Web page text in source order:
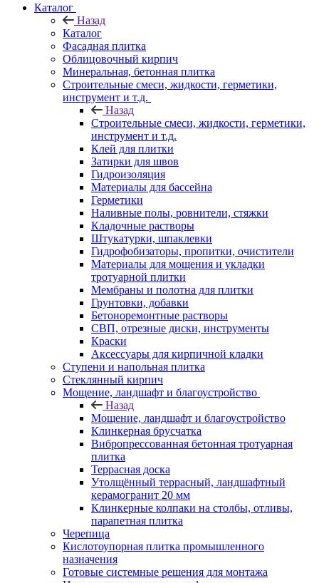
Каталог
Назад
Каталог
Фасадная плитка
Облицовочный кирпич
Минеральная, бетонная плитка
Строительные смеси, жидкости, герметики,
инструмент и т.д.
Назад
Строительные смеси, жидкости, герметики,
инструмент и т.д.
Клей для плитки
Затирки для швов
Гидроизоляция
Материалы для бассейна
Герметики
Наливные полы, ровнители, стяжки
Кладочные растворы
Штукатурки, шпаклевки
Гидрофобизаторы, пропитки, очистители
Материалы для мощения и укладки
тротуарной плитки
Мембраны и полотна для плитки
Грунтовки, добавки
Бетоноремонтные растворы
СВП, отрезные диски, инструменты
Краски
Аксессуары для кирпичной кладки
Ступени и напольная плитка
Cтеклянный кирпич
Мощение, ландшафт и благоустройство
Назад
Мощение, ландшафт и благоустройство
Клинкерная брусчатка
Вибропрессованная бетонная тротуарная
плитка
Террасная доска
Утолщённый террасный, ландшафтный
керамогранит 20 мм
Клинкерные колпаки на столбы, отливы,
парапетная плитка
Черепица
Кислотоупорная плитка промышленного
назначения
Готовые системные решения для монтажа